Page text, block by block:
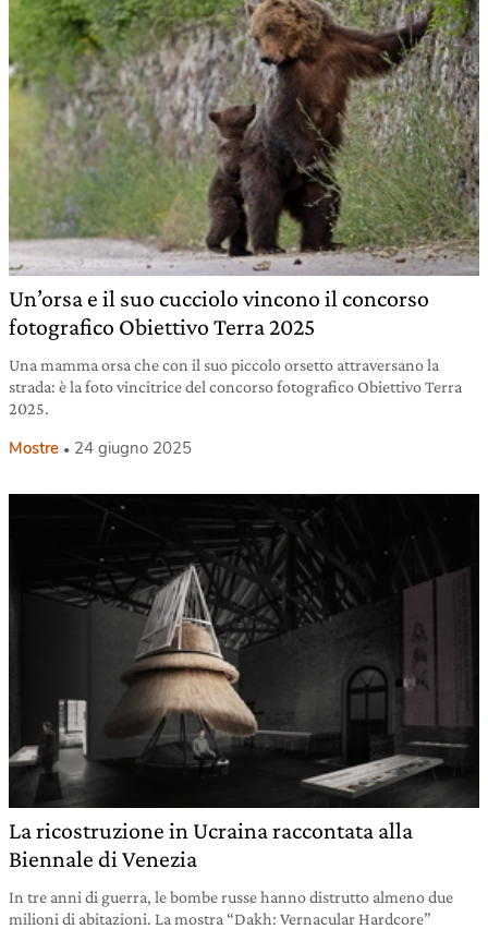
Un’orsa e il suo cucciolo vincono il concorso
fotografico Obiettivo Terra 2025
Una mamma orsa che con il suo piccolo orsetto attraversano la
strada: è la foto vincitrice del concorso fotografico Obiettivo Terra
2025.
Mostre 24 giugno 2025
La ricostruzione in Ucraina raccontata alla
Biennale di Venezia
In tre anni di guerra, le bombe russe hanno distrutto almeno due
milioni di abitazioni. La mostra “Dakh: Vernacular Hardcore”